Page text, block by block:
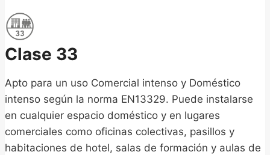
Clase 33
Apto para un uso Comercial intenso y Doméstico
intenso según la norma EN13329. Puede instalarse
en cualquier espacio doméstico y en lugares
comerciales como oficinas colectivas, pasillos y
habitaciones de hotel, salas de formación y aulas de